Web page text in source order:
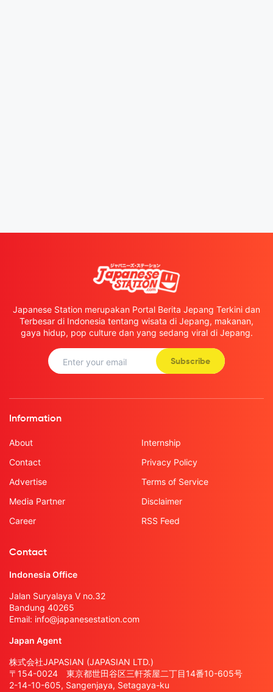
Japanese Station merupakan Portal Berita Jepang Terkini dan
Terbesar di Indonesia tentang wisata di Jepang, makanan,
gaya hidup, pop culture dan yang sedang viral di Jepang.
Subscribe
Information
About
Contact
Advertise
Media Partner
Career
Internship
Privacy Policy
Terms of Service
Disclaimer
RSS Feed
Contact
Indonesia Office
Jalan Suryalaya V no.32
Bandung 40265
Email: info@japanesestation.com
Japan Agent
株式会社JAPASIAN (JAPASIAN LTD.)
〒154-0024 東京都世田谷区三軒茶屋二丁目14番10-605号
2-14-10-605, Sangenjaya, Setagaya-ku